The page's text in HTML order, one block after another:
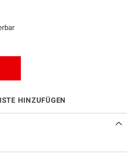
HINZUFÜGEN